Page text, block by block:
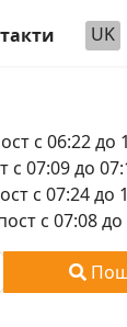
UK
с 06:22 до
07:09 до
с 07:24 до
с 07:08 до